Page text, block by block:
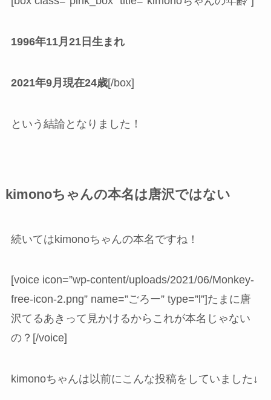
1996年11月21日生まれ
2021年9月現在24歳[/box]
という結論となりました！
kimonoちゃんの本名は唐沢ではない
続いてはkimonoちゃんの本名ですね！
[voice icon=”wp-content/uploads/2021/06/Monkey-
free-icon-2.png” name=”ごろー” type=”l”]たまに唐
沢てるあきって見かけるからこれが本名じゃない
の？[/voice]
kimonoちゃんは以前にこんな投稿をしていました↓